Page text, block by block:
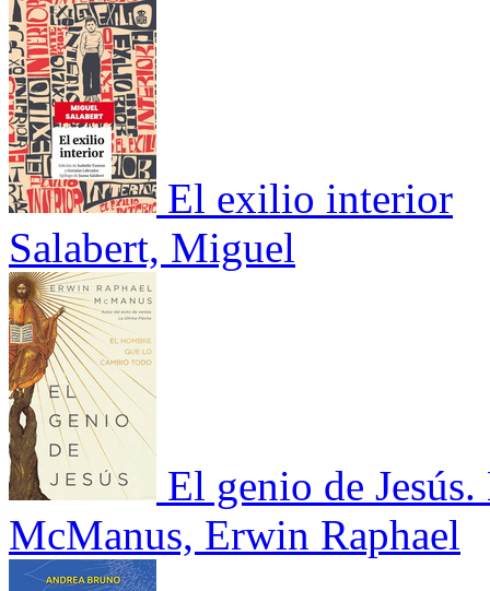
El exilio interior
Salabert, Miguel
El genio de
McManus, Erwin Raphael